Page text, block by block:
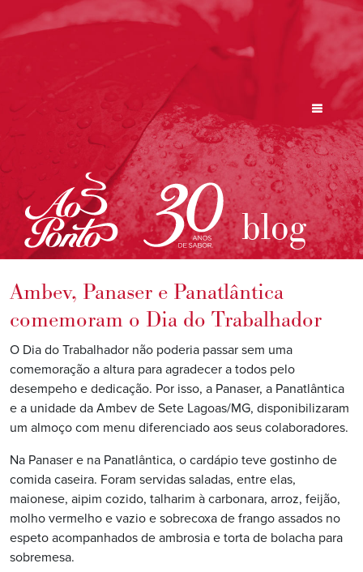
blog
Ambev, Panaser e Panatlântica
comemoram o Dia do Trabalhador
O Dia do Trabalhador não poderia passar sem uma
comemoração a altura para agradecer a todos pelo
desempeho e dedicação. Por isso, a Panaser, a Panatlântica
e a unidade da Ambev de Sete Lagoas/MG, disponibilizaram
um almoço com menu diferenciado aos seus colaboradores.
Na Panaser e na Panatlântica, o cardápio teve gostinho de
comida caseira. Foram servidas saladas, entre elas,
maionese, aipim cozido, talharim à carbonara, arroz, feijão,
molho vermelho e vazio e sobrecoxa de frango assados no
espeto acompanhados de ambrosia e torta de bolacha para
sobremesa.